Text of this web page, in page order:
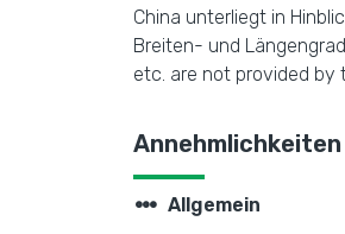
China unterliegt in
Breiten- und
etc. are not provided by
Annehmlichkeiten
steppers Allgemein